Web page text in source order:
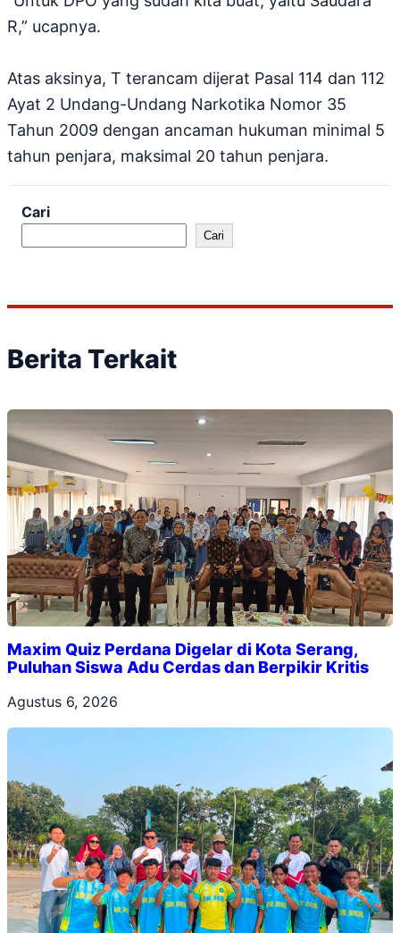
R,” ucapnya.
Atas aksinya, T terancam dijerat Pasal 114 dan 112
Ayat 2 Undang-Undang Narkotika Nomor 35
Tahun 2009 dengan ancaman hukuman minimal 5
tahun penjara, maksimal 20 tahun penjara.
Cari
Cari
Berita Terkait
Maxim Quiz Perdana Digelar di Kota Serang,
Puluhan Siswa Adu Cerdas dan Berpikir Kritis
Agustus 6, 2026